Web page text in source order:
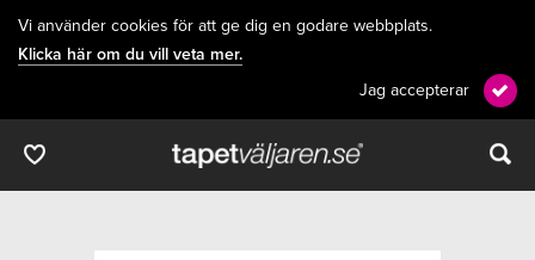
Vi använder cookies för att ge dig en godare webbplats.
Klicka här om du vill veta mer.
Jag accepterar